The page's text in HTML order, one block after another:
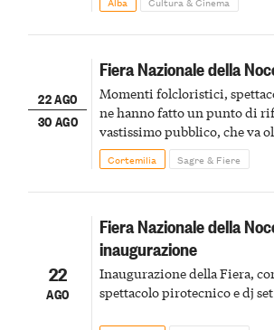
22 AGO
30 AGO
Fiera Nazionale della
Momenti folcloristici,
ne hanno fatto un punto di
vastissimo pubblico, che va
Piemonte
Cortemilia Sagre & Fiere
22
AGO
Fiera Nazionale della
inaugurazione
Inaugurazione della Fiera,
spettacolo pirotecnico e dj set